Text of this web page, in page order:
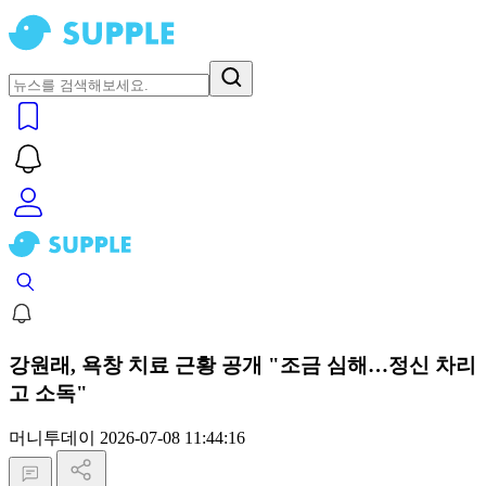
강원래, 욕창 치료 근황 공개 "조금 심해…정신 차리
고 소독"
머니투데이 2026-07-08 11:44:16